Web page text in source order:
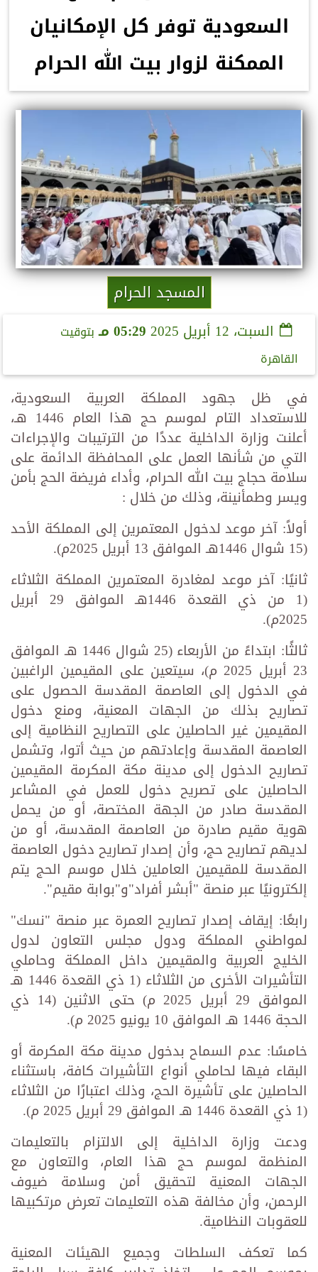
السعودية توفر كل الإمكانيان
الممكنة لزوار بيت الله الحرام
المسجد الحرام
السبت، 12 أبريل 2025 05:29 مـ
بتوقيت
القاهرة
في ظل جهود المملكة العربية السعودية،
للاستعداد التام لموسم حج هذا العام 1446 هـ،
أعلنت وزارة الداخلية عددًا من الترتيبات والإجراءات
التي من شأنها العمل على المحافظة الدائمة على
سلامة حجاج بيت الله الحرام، وأداء فريضة الحج بأمن
ويسر وطمأنينة، وذلك من خلال :
أولاً: آخر موعد لدخول المعتمرين إلى المملكة الأحد
(15 شوال 1446هـ الموافق 13 أبريل 2025م).
ثانيًا: آخر موعد لمغادرة المعتمرين المملكة الثلاثاء
(1 من ذي القعدة 1446هـ الموافق 29 أبريل
2025م).
ثالثًا: ابتداءً من الأربعاء (25 شوال 1446 هـ الموافق
23 أبريل 2025 م)، سيتعين على المقيمين الراغبين
في الدخول إلى العاصمة المقدسة الحصول على
تصاريح بذلك من الجهات المعنية، ومنع دخول
المقيمين غير الحاصلين على التصاريح النظامية إلى
العاصمة المقدسة وإعادتهم من حيث أتوا، وتشمل
تصاريح الدخول إلى مدينة مكة المكرمة المقيمين
الحاصلين على تصريح دخول للعمل في المشاعر
المقدسة صادر من الجهة المختصة، أو من يحمل
هوية مقيم صادرة من العاصمة المقدسة، أو من
لديهم تصاريح حج، وأن إصدار تصاريح دخول العاصمة
المقدسة للمقيمين العاملين خلال موسم الحج يتم
إلكترونيًا عبر منصة "أبشر أفراد"و"بوابة مقيم".
رابعًا: إيقاف إصدار تصاريح العمرة عبر منصة "نسك"
لمواطني المملكة ودول مجلس التعاون لدول
الخليج العربية والمقيمين داخل المملكة وحاملي
التأشيرات الأخرى من الثلاثاء (1 ذي القعدة 1446 هـ
الموافق 29 أبريل 2025 م) حتى الاثنين (14 ذي
الحجة 1446 هـ الموافق 10 يونيو 2025 م).
خامسًا: عدم السماح بدخول مدينة مكة المكرمة أو
البقاء فيها لحاملي أنواع التأشيرات كافة، باستثناء
الحاصلين على تأشيرة الحج، وذلك اعتبارًا من الثلاثاء
(1 ذي القعدة 1446 هـ الموافق 29 أبريل 2025 م).
ودعت وزارة الداخلية إلى الالتزام بالتعليمات
المنظمة لموسم حج هذا العام، والتعاون مع
الجهات المعنية لتحقيق أمن وسلامة ضيوف
الرحمن، وأن مخالفة هذه التعليمات تعرض مرتكبيها
للعقوبات النظامية.
كما تعكف السلطات وجميع الهيئات المعنية